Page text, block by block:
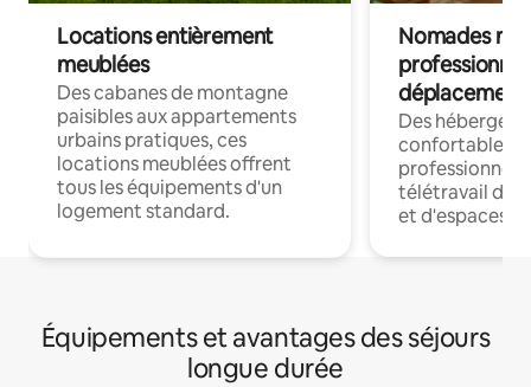
Locations entièrement
meublées
Des cabanes de montagne
paisibles aux appartements
urbains pratiques, ces
locations meublées offrent
tous les équipements d'un
logement standard.
Nomades
déplacement
Des
confortables
professionnels
télétravail
et d'espaces
Équipements et avantages des séjours
longue durée